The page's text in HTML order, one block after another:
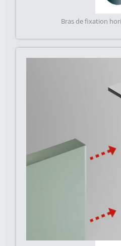
Bras de fixation